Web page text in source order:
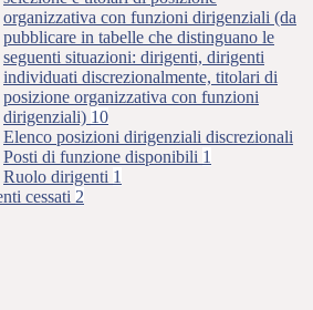
organizzativa con funzioni dirigenziali (da
pubblicare in tabelle che distinguano le
seguenti situazioni: dirigenti, dirigenti
individuati discrezionalmente, titolari di
posizione organizzativa con funzioni
dirigenziali) 10
Elenco posizioni dirigenziali discrezionali
Posti di funzione disponibili 1
Ruolo dirigenti 1
cessati 2